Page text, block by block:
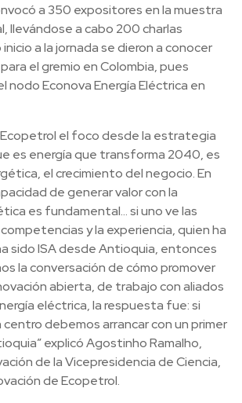
a 350 expositores en la muestra
llevándose a cabo 200 charlas
a la jornada se dieron a conocer
el gremio en Colombia, pues
nodo Econova Energía Eléctrica en
el foco desde la estrategia
es energía que transforma 2040, es
el crecimiento del negocio. En
de generar valor con la
es fundamental… si uno ve las
y la experiencia, quien ha
sido ISA desde Antioquia, entonces
la conversación de cómo promover
abierta, de trabajo con aliados
eléctrica, la respuesta fue: si
centro debemos arrancar con un primer
explicó Agostinho Ramalho,
de la Vicepresidencia de Ciencia,
de Ecopetrol.